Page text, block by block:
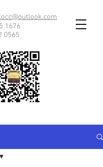
1676
0565